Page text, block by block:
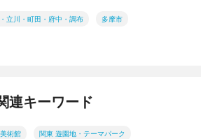
立川・町田・府中・調布 多摩市
連キーワード
術館 関東 遊園地・テーマパーク